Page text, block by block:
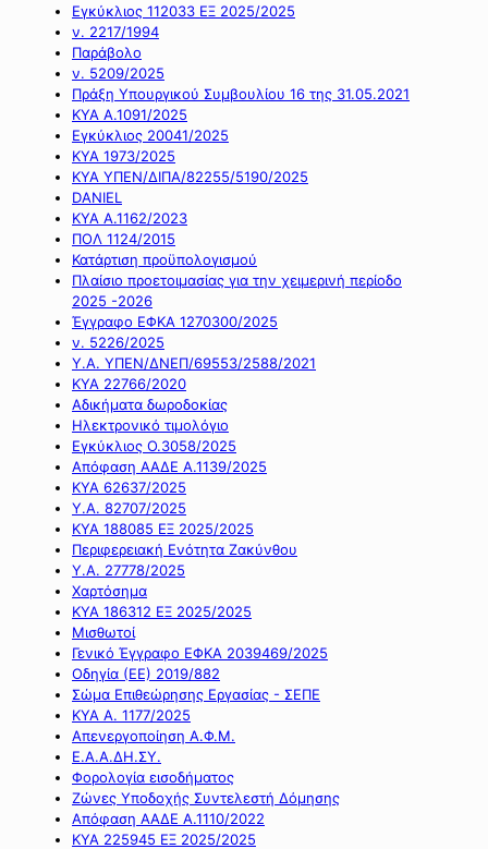
Εγκύκλιος 112033 ΕΞ 2025/2025
ν. 2217/1994
Παράβολο
ν. 5209/2025
Πράξη Υπουργικού Συμβουλίου 16 της 31.05.2021
ΚΥΑ Α.1091/2025
Εγκύκλιος 20041/2025
ΚΥΑ 1973/2025
ΚΥΑ ΥΠΕΝ/ΔΙΠΑ/82255/5190/2025
DANIEL
ΚΥΑ Α.1162/2023
ΠΟΛ 1124/2015
Κατάρτιση προϋπολογισμού
Πλαίσιο προετοιμασίας για την χειμερινή περίοδο
2025 -2026
Έγγραφο ΕΦΚΑ 1270300/2025
ν. 5226/2025
Υ.Α. ΥΠΕΝ/ΔΝΕΠ/69553/2588/2021
ΚΥΑ 22766/2020
Αδικήματα δωροδοκίας
Ηλεκτρονικό τιμολόγιο
Εγκύκλιος Ο.3058/2025
Απόφαση ΑΑΔΕ Α.1139/2025
ΚΥΑ 62637/2025
Υ.Α. 82707/2025
ΚΥΑ 188085 ΕΞ 2025/2025
Περιφερειακή Ενότητα Ζακύνθου
Υ.Α. 27778/2025
Χαρτόσημα
ΚΥΑ 186312 ΕΞ 2025/2025
Μισθωτοί
Γενικό Έγγραφο ΕΦΚΑ 2039469/2025
Οδηγία (ΕΕ) 2019/882
Σώμα Επιθεώρησης Εργασίας - ΣΕΠΕ
ΚΥΑ Α. 1177/2025
Απενεργοποίηση Α.Φ.Μ.
Ε.Α.Α.ΔΗ.ΣΥ.
Φορολογία εισοδήματος
Ζώνες Υποδοχής Συντελεστή Δόμησης
Απόφαση ΑΑΔΕ Α.1110/2022
ΚΥΑ 225945 ΕΞ 2025/2025